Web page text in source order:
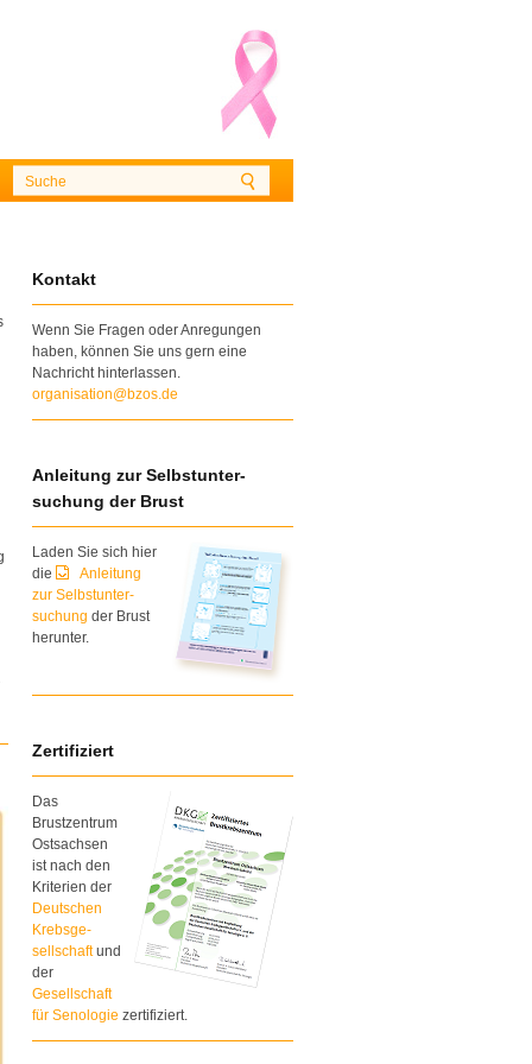
Kontakt
Wenn Sie Fragen oder Anregungen
haben, können Sie uns gern eine
Nachricht hinterlassen.
organisation@bzos.de
Anleitung zur Selbstunter-
suchung der Brust
Laden Sie sich hier
die
Anleitung
zur Selbstunter-
suchung der Brust
herunter.
Zertifiziert
Das
Brustzentrum
Ostsachsen
ist nach den
Kriterien der
Deutschen
Krebsge-
sellschaftund
der
Gesellschaft
für Senologie zertifiziert.